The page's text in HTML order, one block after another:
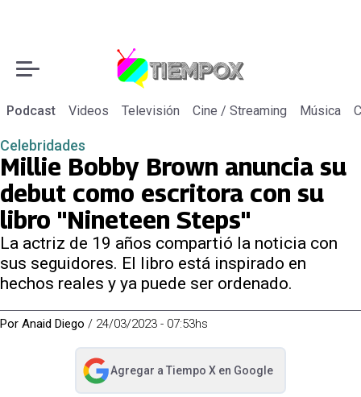
Podcast Videos Televisión Cine / Streaming Música
Celebridades
Millie Bobby Brown anuncia su
debut como escritora con su
libro "Nineteen Steps"
La actriz de 19 años compartió la noticia con
sus seguidores. El libro está inspirado en
hechos reales y ya puede ser ordenado.
Por Anaid Diego / 24/03/2023 - 07:53hs
Agregar a Tiempo Xen Google
abre en nueva pestaña